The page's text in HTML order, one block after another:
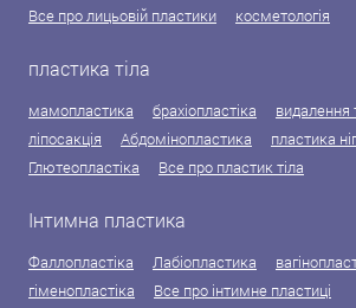
Все про лицьовій пластики
косметологія
пластика тіла
мамопластика брахіопластіка
видалення
ліпосакція
Абдомінопластика
пластика ніг
Глютеопластіка
Все про пластик тіла
Інтимна пластика
Фаллопластіка Лабіопластика
гіменопластіка
Все про інтимне пластиці